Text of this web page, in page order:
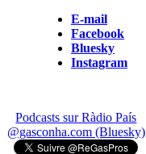
E-mail
Facebook
Bluesky
Instagram
Podcasts sur Ràdio País
@gasconha.com (Bluesky)